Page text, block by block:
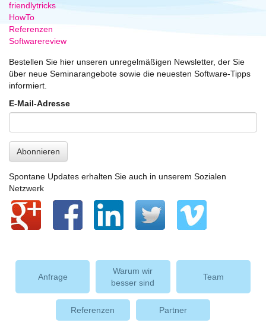
friendlytricks
HowTo
Referenzen
Softwarereview
Bestellen Sie hier unseren unregelmäßigen Newsletter, der Sie
über neue Seminarangebote sowie die neuesten Software-Tipps
informiert.
E-Mail-Adresse
Abonnieren
Spontane Updates erhalten Sie auch in unserem Sozialen
Netzwerk
Anfrage
Warum wir
besser sind
Team
Referenzen Partner